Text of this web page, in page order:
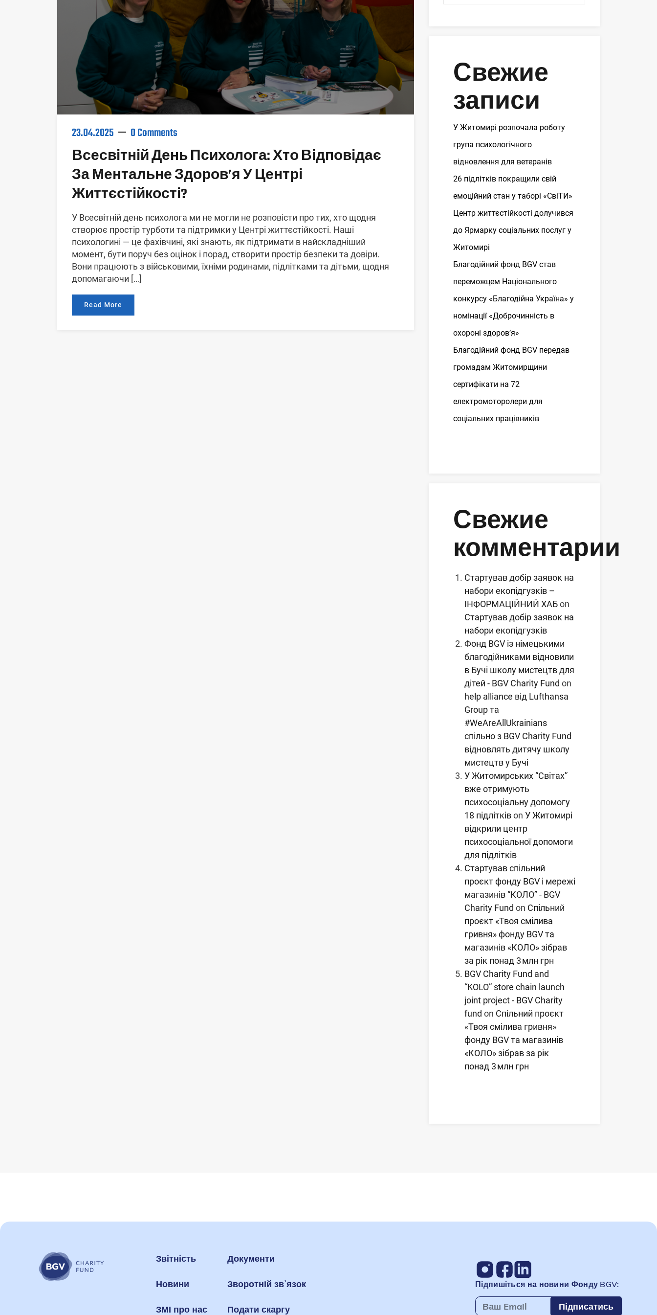
23.04.2025 0 Comments
Всесвітній День Психолога: Хто Відповідає
За Ментальне Здоров’я У Центрі
Життєстійкості?
У Всесвітній день психолога ми не могли не розповісти про тих, хто щодня
створює простір турботи та підтримки у Центрі життєстійкості. Наші
психологині — це фахівчині, які знають, як підтримати в найскладніший
момент, бути поруч без оцінок і порад, створити простір безпеки та довіри.
Вони працюють з військовими, їхніми родинами, підлітками та дітьми, щодня
допомагаючи […]
Read More
Свежие
записи
У Житомирі розпочала роботу
група психологічного
відновлення для ветеранів
26 підлітків покращили свій
емоційний стан у таборі «СвіТИ»
Центр життєстійкості долучився
до Ярмарку соціальних послуг у
Житомирі
Благодійний фонд BGV став
переможцем Національного
конкурсу «Благодійна Україна» у
номінації «Доброчинність в
охороні здоров’я»
Благодійний фонд BGV передав
громадам Житомирщини
сертифікати на 72
електромоторолери для
соціальних працівників
Свежие
комментарии
Стартував добір заявок на
набори екопідгузків –
ІНФОРМАЦІЙНИЙ ХАБon
Стартував добір заявок на
набори екопідгузків
Фонд BGV із німецькими
благодійниками відновили
в Бучі школу мистецтв для
дітей - BGV Charity Fund on
help alliance від Lufthansa
Group та
#WeAreAllUkrainians
спільно з BGV Charity Fund
відновлять дитячу школу
мистецтв у Бучі
У Житомирських “Світах”
вже отримують
психосоціальну допомогу
18 підлітківon У Житомирі
відкрили центр
психосоціальної допомоги
для підлітків
Стартував спільний
проєкт фонду BGV і мережі
магазинів “КОЛО” - BGV
Charity Fund on Спільний
проєкт «Твоя смілива
гривня» фонду BGV та
магазинів «КОЛО» зібрав
за рік понад 3 млн грн
BGV Charity Fund and
“KOLO” store chain launch
joint project - BGV Charity
fund on Спільний проєкт
«Твоя смілива гривня»
фонду BGV та магазинів
«КОЛО» зібрав за рік
понад 3 млн грн
Звітність
Новини
ЗМІ про нас
Документи
Зворотній звʼязок
Подати скаргу Підписатись
Підпишіться на новини Фонду BGV: